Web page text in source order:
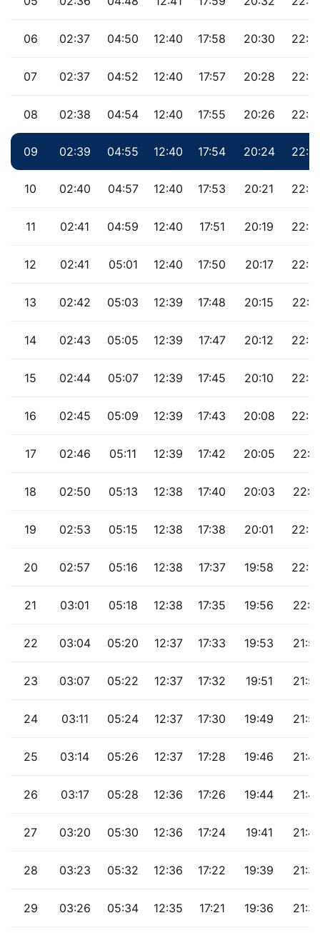
06 02:37 04:50 12:40 17:58 20:30
07 02:37 04:52 12:40 17:57 20:28
08 02:38 04:54 12:40 17:55 20:26
09 02:39 04:55 12:40 17:54 20:24
10 02:40 04:57 12:40 17:53 20:21
11 02:41 04:59 12:40 17:51 20:19
12 02:41 05:01 12:40 17:50 20:17
13 02:42 05:03 12:39 17:48 20:15
14 02:43 05:05 12:39 17:47 20:12
15 02:44 05:07 12:39 17:45 20:10
16 02:45 05:09 12:39 17:43 20:08
17 02:46 05:11 12:39 17:42 20:05
18 02:50 05:13 12:38 17:40 20:03
19 02:53 05:15 12:38 17:38 20:01
20 02:57 05:16 12:38 17:37 19:58
21 03:01 05:18 12:38 17:35 19:56
22 03:04 05:20 12:37 17:33 19:53
23 03:07 05:22 12:37 17:32 19:51
24 03:11 05:24 12:37 17:30 19:49
25 03:14 05:26 12:37 17:28 19:46
26 03:17 05:28 12:36 17:26 19:44
27 03:20 05:30 12:36 17:24 19:41
28 03:23 05:32 12:36 17:22 19:39
29 03:26 05:34 12:35 17:21 19:36